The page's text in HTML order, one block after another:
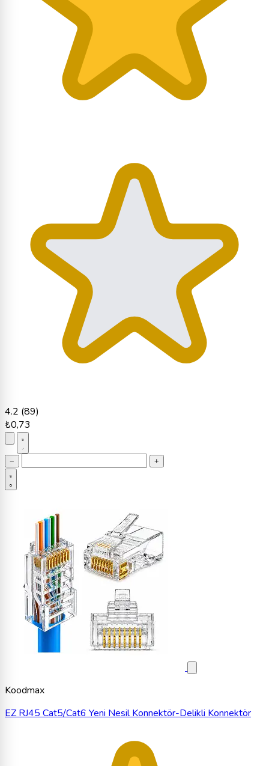
4.2 (89)
₺0,73
− +
Koodmax
EZ RJ45 Cat5/Cat6 Yeni Nesil Konnektör-Delikli Konnektör